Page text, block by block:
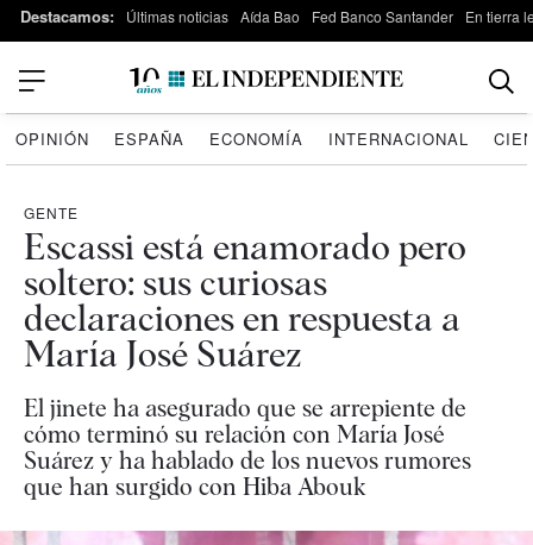
Destacamos: Últimas noticias Aída Bao Fed Banco Santander En tierra
OPINIÓN ESPAÑA ECONOMÍA INTERNACIONAL
GENTE
Escassi está enamorado pero
soltero: sus curiosas
declaraciones en respuesta a
María José Suárez
El jinete ha asegurado que se arrepiente de
cómo terminó su relación con María José
Suárez y ha hablado de los nuevos rumores
que han surgido con Hiba Abouk